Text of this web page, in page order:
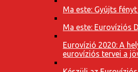
Ma este: Gyújts
Ma este: Eurovíziós
Eurovízió 2020: A
eurovíziós tervei a